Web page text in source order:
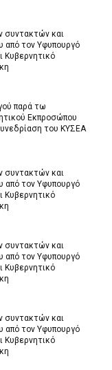
συντακτών και
από τον Υφυπουργό
παρά τω
Εκπροσώπου
του ΚΥΣΕΑ
συντακτών και
από τον Υφυπουργό
συντακτών και
από τον Υφυπουργό
συντακτών και
από τον Υφυπουργό